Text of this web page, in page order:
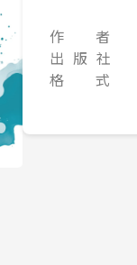
作 者
出 版 社
格 式